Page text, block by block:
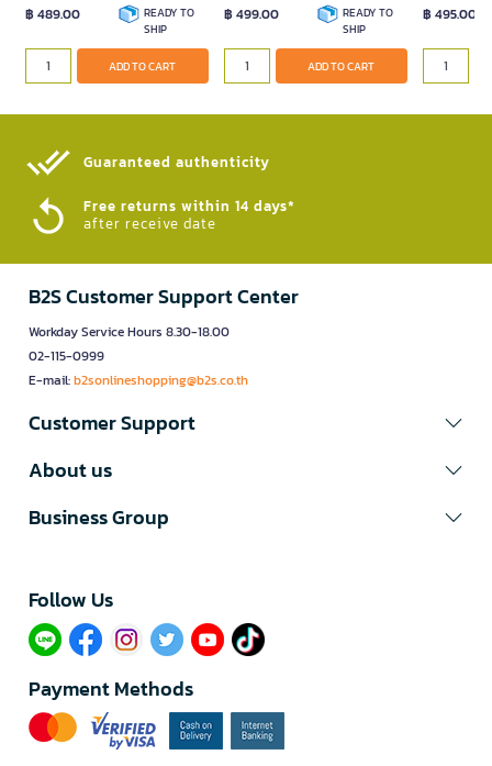
฿ 489.00
READY TO
SHIP
ADD TO CART
฿ 499.00
READY TO
SHIP
ADD TO CART
฿ 495.00
Guaranteed authenticity​
Free returns within 14 days*
after receive date
B2S Customer Support Center
Workday Service Hours 8.30-18.00
02-115-0999
E-mail:b2sonlineshopping@b2s.co.th
Customer Support
About us
Business Group
Follow Us​
Payment Methods